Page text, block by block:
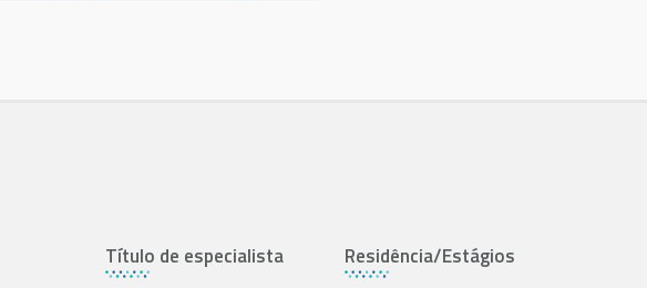
Título de especialista Residência/Estágios